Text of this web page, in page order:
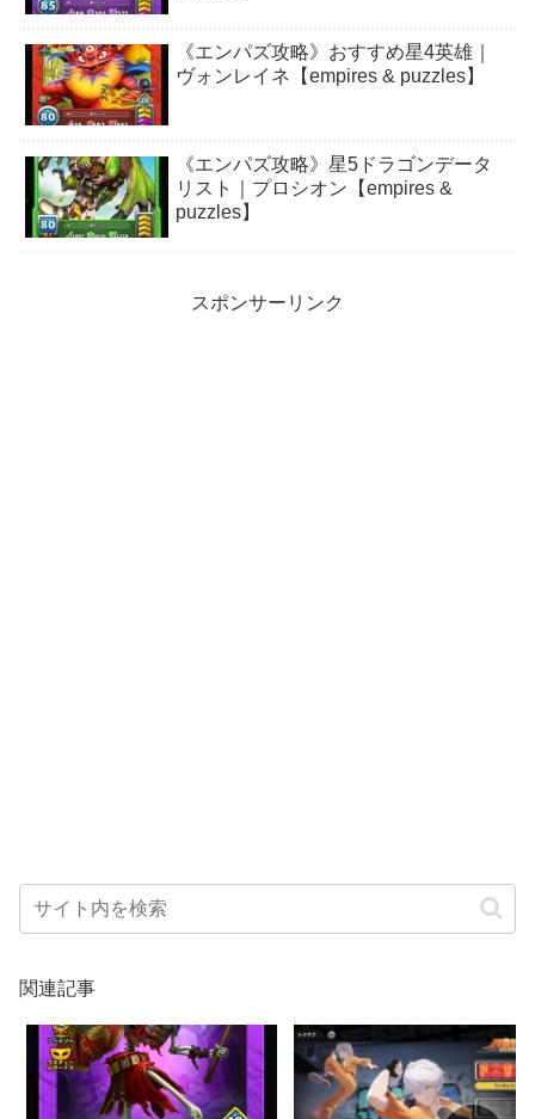
《エンパズ攻略》おすすめ星4英雄｜
ヴォンレイネ【empires & puzzles】
《エンパズ攻略》星5ドラゴンデータ
リスト｜プロシオン【empires &
puzzles】
スポンサーリンク
関連記事